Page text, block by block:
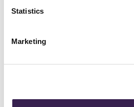
Statistics
Marketing
ENTREPÔTS AUTOMATISÉS